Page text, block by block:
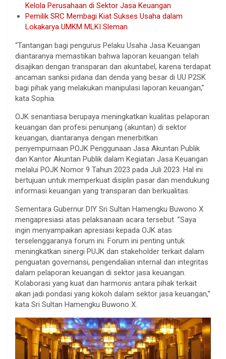
Kelola Perusahaan di Sektor Jasa Keuangan
Pemilik SRC Membagi Kiat Sukses Usaha dalam
Lokakarya UMKM MLKI Sleman
“Tantangan bagi pengurus Pelaku Usaha Jasa Keuangan
diantaranya memastikan bahwa laporan keuangan telah
disajikan dengan transparan dan akuntabel, karena terdapat
ancaman sanksi pidana dan denda yang besar di UU P2SK
bagi pihak yang melakukan manipulasi laporan keuangan,”
kata Sophia.
OJK senantiasa berupaya meningkatkan kualitas pelaporan
keuangan dan profesi penunjang (akuntan) di sektor
keuangan, diantaranya dengan menerbitkan
penyempurnaan POJK Penggunaan Jasa Akuntan Publik
dan Kantor Akuntan Publik dalam Kegiatan Jasa Keuangan
melalui POJK Nomor 9 Tahun 2023 pada Juli 2023. Hal ini
bertujuan untuk memperkuat disiplin pasar dan mendukung
informasi keuangan yang transparan dan berkualitas.
Sementara Gubernur DIY Sri Sultan Hamengku Buwono X
mengapresiasi atas pelaksanaan acara tersebut. ”Saya
ingin menyampaikan apresiasi kepada OJK atas
terselenggaranya forum ini. Forum ini penting untuk
meningkatkan sinergi PUJK dan stakeholder terkait dalam
penguatan governansi, pengendalian internal dan integritas
dalam pelaporan keuangan di sektor jasa keuangan.
Kolaborasi yang kuat dan harmonis antara pihak terkait
akan jadi pondasi yang kokoh dalam sektor jasa keuangan,”
kata Sri Sultan Hamengku Buwono X.